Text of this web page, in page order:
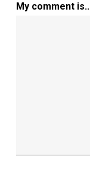
My comment is..